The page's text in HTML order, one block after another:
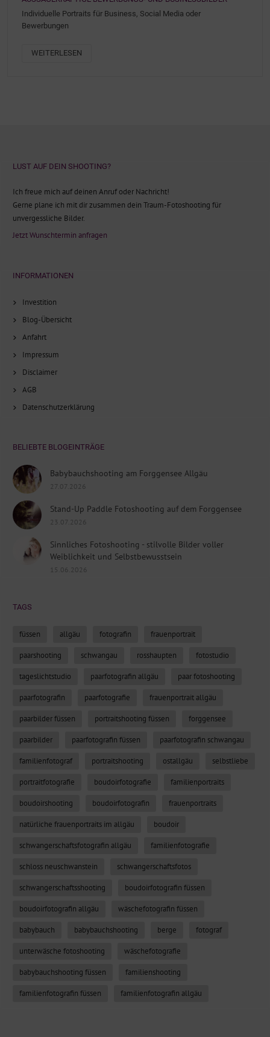
Individuelle Portraits für Business, Social Media oder
Bewerbungen
WEITERLESEN
LUST AUF DEIN SHOOTING?
Ich freue mich auf deinen Anruf oder Nachricht!
Gerne plane ich mit dir zusammen dein Traum-Fotoshooting für
unvergessliche Bilder.
Jetzt Wunschtermin anfragen
INFORMATIONEN
Investition
Blog-Übersicht
Anfahrt
Impressum
Disclaimer
AGB
Datenschutzerklärung
BELIEBTE BLOGEINTRÄGE
Babybauchshooting am Forggensee Allgäu
27.07.2026
Stand-Up Paddle Fotoshooting auf dem Forggensee
23.07.2026
Sinnliches Fotoshooting - stilvolle Bilder voller
Weiblichkeit und Selbstbewusstsein
15.06.2026
TAGS
füssen allgäu fotografin frauenportrait
paarshooting schwangau rosshaupten fotostudio
tageslichtstudio paarfotografin allgäu paar fotoshooting
paarfotografin paarfotografie frauenportrait allgäu
paarbilder füssen portraitshooting füssen forggensee
paarbilder paarfotografin füssen paarfotografin schwangau
familienfotograf portraitshooting ostallgäu selbstliebe
portraitfotografie boudoirfotografie familienportraits
boudoirshooting boudoirfotografin frauenportraits
natürliche frauenportraits im allgäu boudoir
schwangerschaftsfotografin allgäu familienfotografie
schloss neuschwanstein schwangerschaftsfotos
schwangerschaftsshooting boudoirfotografin füssen
boudoirfotografin allgäu wäschefotografin füssen
babybauch babybauchshooting berge fotograf
unterwäsche fotoshooting wäschefotografie
babybauchshooting füssen familienshooting
familienfotografin füssen familienfotografin allgäu